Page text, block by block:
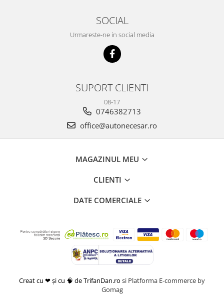
SOCIAL
Urmareste-ne in social media
SUPORT CLIENTI
08-17
0746382713
office@autonecesar.ro
MAGAZINUL MEU
CLIENTI
DATE COMERCIALE
Creat cu ❤ și cu 🧠 de TrifanDan.ro si Platforma E-commerce by
Gomag